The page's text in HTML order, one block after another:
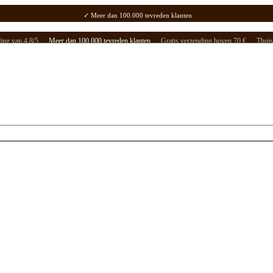
✓ Meer dan 100.000 tevreden klanten
✓ Thuisbezorging / Afhaalpunt: 2-5 werkdagen.
van 4,8/5 Meer dan 100.000 tevreden klanten Gratis verzending boven 70 €